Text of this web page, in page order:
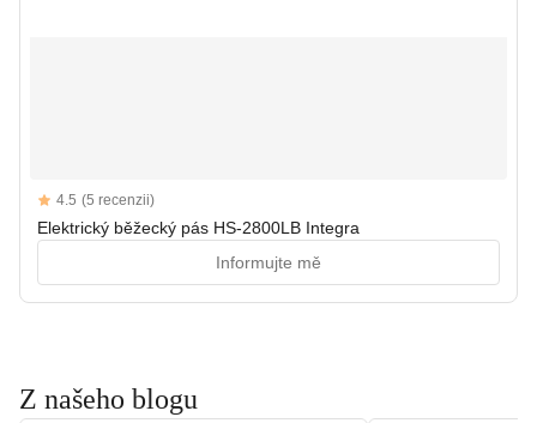
Reviews
4.5 out of 5 stars
4.5 (5 recenzii)
Elektrický běžecký pás HS-2800LB Integra
Informujte mě
Z našeho blogu